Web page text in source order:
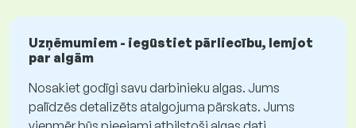
Uzņēmumiem - iegūstiet pārliecību, lemjot
par algām
Nosakiet godīgi savu darbinieku algas. Jums
palīdzēs detalizēts atalgojuma pārskats. Jums